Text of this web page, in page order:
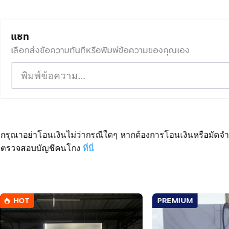
แชท
เลือกส่งข้อความทันทีหรือพิมพ์ข้อความของคุณเอง
กรุณาอย่าโอนเงินไม่ว่ากรณีใดๆ หากต้องการโอนเงินหรือมัดจ
ตรวจสอบบัญชีคนโกง ที่นี่
HOT PREMIUM